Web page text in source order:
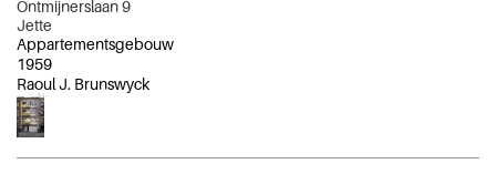
Ontmijnerslaan 9
Jette
Appartementsgebouw
1959
Raoul J. Brunswyck